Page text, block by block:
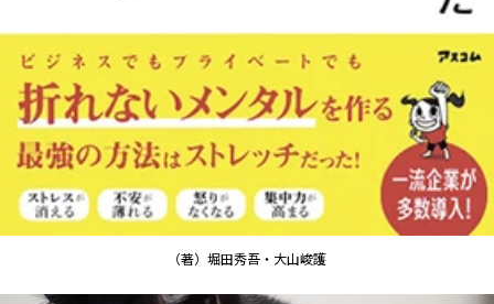
（著）堀田秀吾・大山峻護